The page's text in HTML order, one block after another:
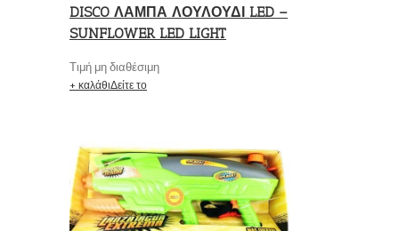
DISCO ΛΑΜΠΑ ΛΟΥΛΟΥΔΙ LED –
SUNFLOWER LED LIGHT
Τιμή μη διαθέσιμη
+ καλάθιΔείτε το